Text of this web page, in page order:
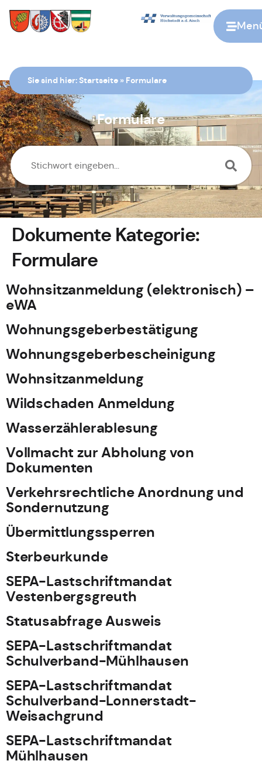
Sie sind hier:Startseite » Formulare
Formulare
Dokumente Kategorie:
Formulare
Wohnsitzanmeldung (elektronisch) –
eWA
Wohnungsgeberbestätigung
Wohnungsgeberbescheinigung
Wohnsitzanmeldung
Wildschaden Anmeldung
Wasserzählerablesung
Vollmacht zur Abholung von
Dokumenten
Verkehrsrechtliche Anordnung und
Sondernutzung
Übermittlungssperren
Sterbeurkunde
SEPA-Lastschriftmandat
Vestenbergsgreuth
Statusabfrage Ausweis
SEPA-Lastschriftmandat
Schulverband-Mühlhausen
SEPA-Lastschriftmandat
Schulverband-Lonnerstadt-
Weisachgrund
SEPA-Lastschriftmandat
Mühlhausen